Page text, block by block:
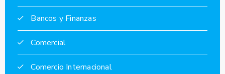
Bancos y Finanzas
Comercial
Comercio Internacional